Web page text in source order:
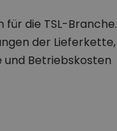
für die TSL-Branche.
der Lieferkette,
und Betriebskosten